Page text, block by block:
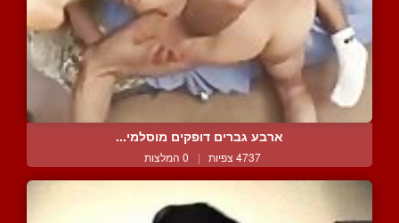
ארבע גברים דופקים מוסלמי...
4737 צפיות | 0 המלצות